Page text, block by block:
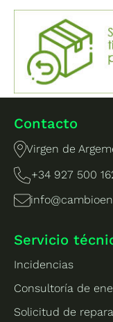
Contacto
Virgen de
+34 927 500
Servicio
Incidencias
Consultoría de
Solicitud de